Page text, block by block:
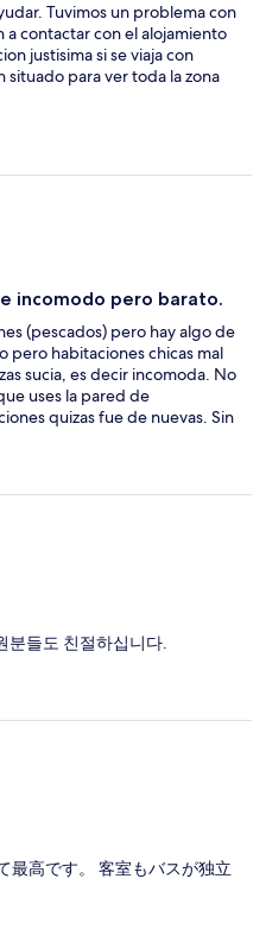
Tuvimos un problema con
contactar con el alojamiento
justisima si se viaja con
situado para ver toda la zona
incomodo pero barato.
(pescados) pero hay algo de
pero habitaciones chicas mal
sucia, es decir incomoda. No
uses la pared de
quizas fue de nuevas. Sin
o ver peliculas en la mesa
en foto y solo subir a
분들도 친절하십니다.
最高です。 客室もバスが独立